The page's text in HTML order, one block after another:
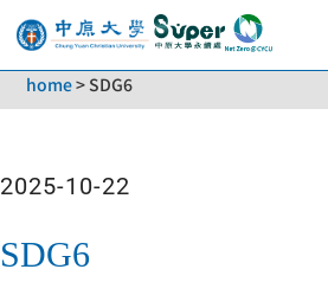
home>SDG6
2025-10-22
SDG6